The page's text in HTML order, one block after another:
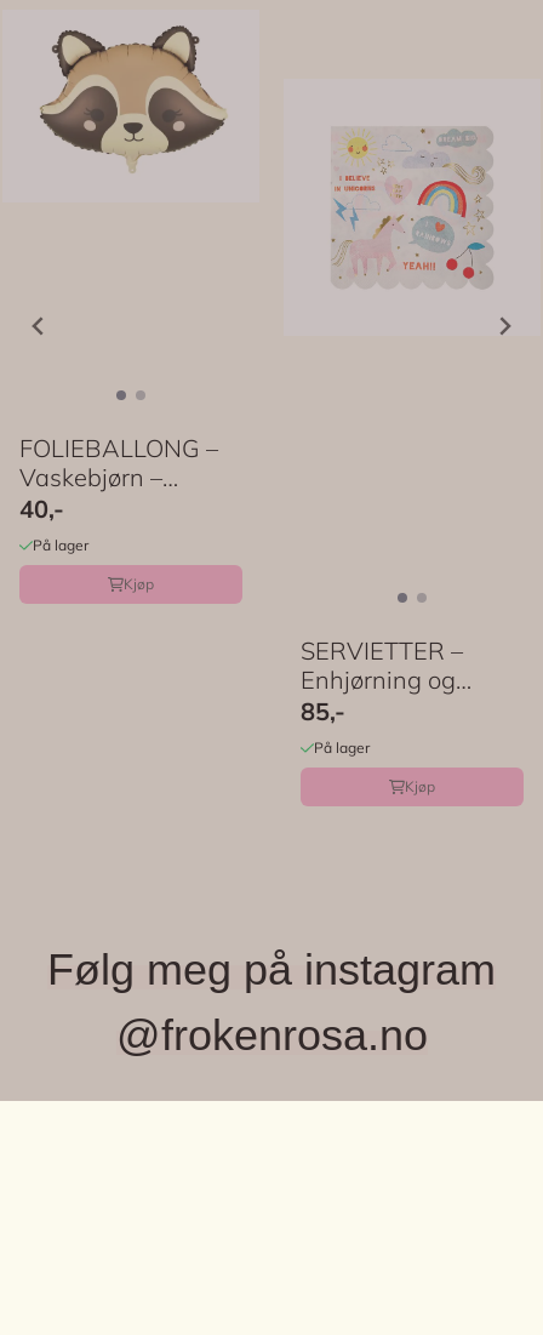
FOLIEBALLONG –
Vaskebjørn –
PartyDeco
40,-
På lager
Kjøp
SERVIETTER –
Enhjørning og
regnbue – 16-pk ...
85,-
På lager
Kjøp
Følg meg på instagram
@frokenrosa.no